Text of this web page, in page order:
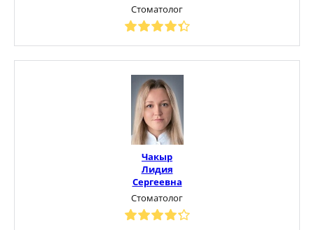
Стоматолог
Чакыр
Лидия
Сергеевна
Стоматолог